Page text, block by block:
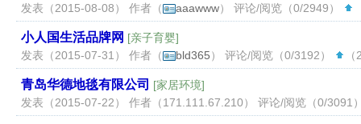
发表（2015-08-08） 作者（
aaawww） 评论/阅览（0/2949）
小人国生活品牌网 [亲子育婴]
发表（2015-07-31） 作者（
bld365） 评论/阅览（0/3192）
青岛华德地毯有限公司 [家居环境]
发表（2015-07-22） 作者（171.111.67.210） 评论/阅览（0/3091